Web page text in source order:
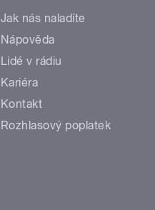
Jak nás naladíte
Nápověda
Lidé v rádiu
Kariéra
Kontakt
Rozhlasový poplatek